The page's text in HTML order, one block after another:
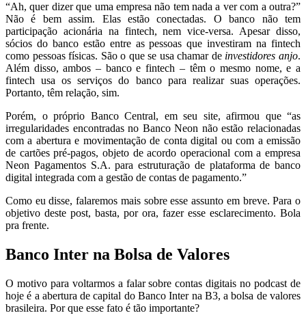
“Ah, quer dizer que uma empresa não tem nada a ver com a outra?”
Não é bem assim. Elas estão conectadas. O banco não tem
participação acionária na fintech, nem vice-versa. Apesar disso,
sócios do banco estão entre as pessoas que investiram na fintech
como pessoas físicas. São o que se usa chamar de investidores anjo.
Além disso, ambos – banco e fintech – têm o mesmo nome, e a
fintech usa os serviços do banco para realizar suas operações.
Portanto, têm relação, sim.
Porém, o próprio Banco Central, em seu site, afirmou que “as
irregularidades encontradas no Banco Neon não estão relacionadas
com a abertura e movimentação de conta digital ou com a emissão
de cartões pré-pagos, objeto de acordo operacional com a empresa
Neon Pagamentos S.A. para estruturação de plataforma de banco
digital integrada com a gestão de contas de pagamento.”
Como eu disse, falaremos mais sobre esse assunto em breve. Para o
objetivo deste post, basta, por ora, fazer esse esclarecimento. Bola
pra frente.
Banco Inter na Bolsa de Valores
O motivo para voltarmos a falar sobre contas digitais no podcast de
hoje é a abertura de capital do Banco Inter na B3, a bolsa de valores
brasileira. Por que esse fato é tão importante?